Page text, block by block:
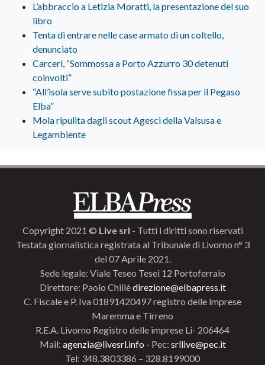
L’abbraccio a Letizia Moratti, la presentazione del suo
libro
Tenta di entrare nelle case armato di un coltello,
denunciato
Carceri, “Sommossa a Porto Azzurro 30 detenuti
coinvolti”
“All’isola serve subito postazione fissa per il Pegaso
Elba”
Mola ripulita dagli scout Agesci della Valsusa e
Legambiente
Copyright 2021 © Live srl - Tutti i diritti sono riservati
Testata giornalistica registrata al Tribunale di Livorno n° 3
del 07 Aprile 2021.
Sede legale: Viale Teseo Tesei 12 Portoferraio
Direttore: Paolo Chillèdirezione@elbapress.it
C. Fiscale e P. Iva 01891420497 registro delle imprese
Maremma e Tirreno
R.E.A. Livorno Registro delle imprese Li- 206464
Mail: agenzia@livesrl.info - Pec: srllive@pec.it
Tel: 348.3803386 – 328.8199000